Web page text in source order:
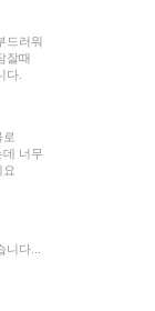
드러워
잘때
다.
데 너무
니다...